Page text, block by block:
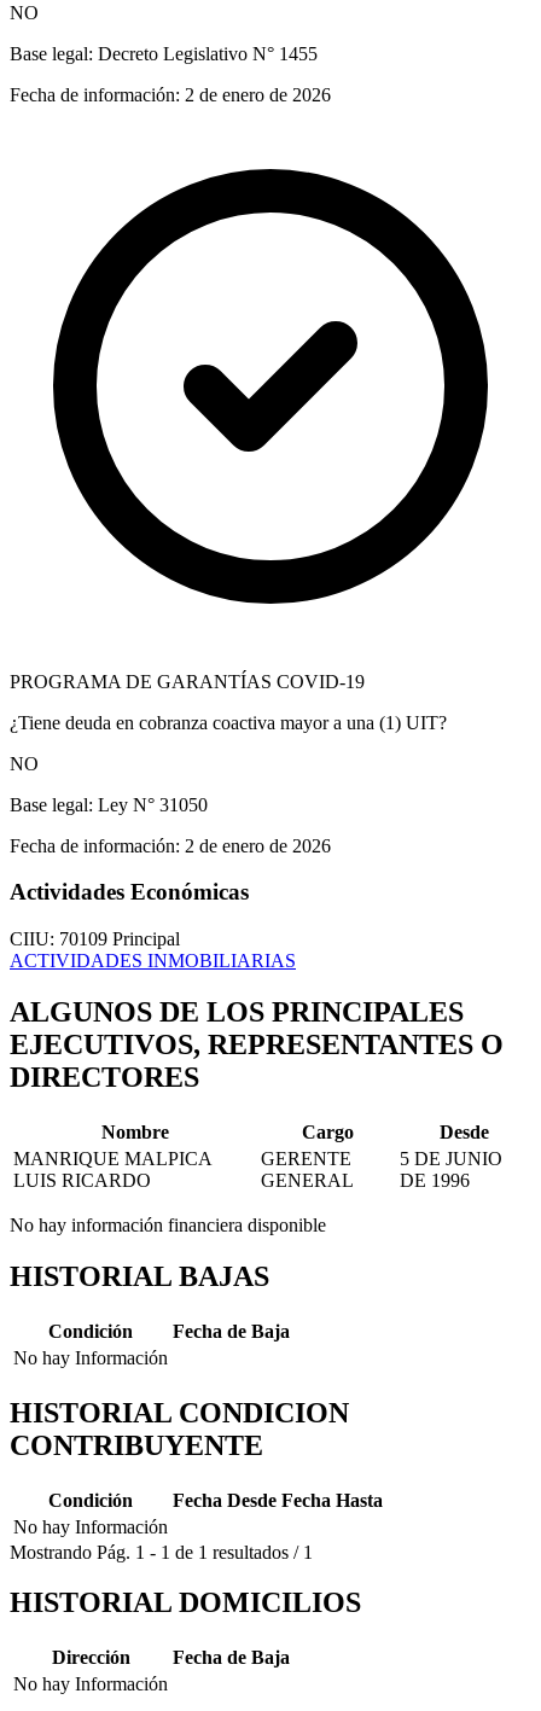
NO
Base legal: Decreto Legislativo N° 1455
Fecha de información: 2 de enero de 2026
PROGRAMA DE GARANTÍAS COVID-19
¿Tiene deuda en cobranza coactiva mayor a una (1) UIT?
NO
Base legal: Ley N° 31050
Fecha de información: 2 de enero de 2026
Actividades Económicas
CIIU: 70109 Principal
ACTIVIDADES INMOBILIARIAS
ALGUNOS DE LOS PRINCIPALES
EJECUTIVOS, REPRESENTANTES O
DIRECTORES
Nombre Cargo
Desde
MANRIQUE MALPICA
LUIS RICARDO
GERENTE
GENERAL
5 DE JUNIO
DE 1996
No hay información financiera disponible
HISTORIAL BAJAS
Condición
Fecha de Baja
No hay Información
HISTORIAL CONDICION
CONTRIBUYENTE
Condición Fecha Desde Fecha Hasta
No hay Información
Mostrando Pág. 1 - 1 de 1 resultados / 1
HISTORIAL DOMICILIOS
Dirección
Fecha de Baja
No hay Información